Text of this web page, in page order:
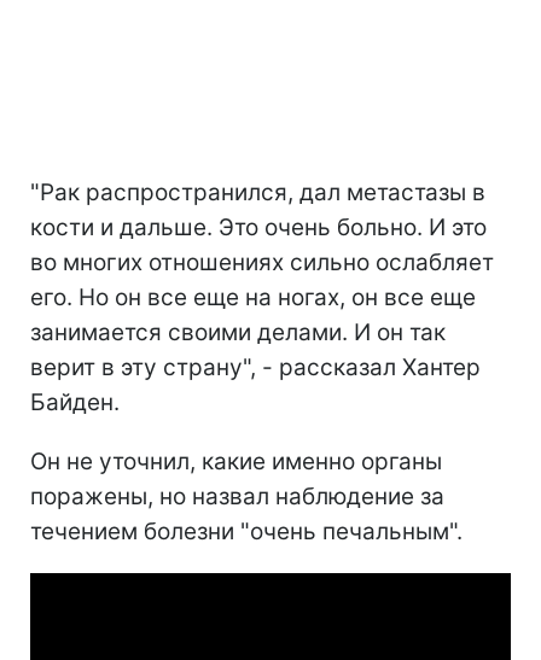
"Рак распространился, дал метастазы в
кости и дальше. Это очень больно. И это
во многих отношениях сильно ослабляет
его. Но он все еще на ногах, он все еще
занимается своими делами. И он так
верит в эту страну", - рассказал Хантер
Байден.
Он не уточнил, какие именно органы
поражены, но назвал наблюдение за
течением болезни "очень печальным".